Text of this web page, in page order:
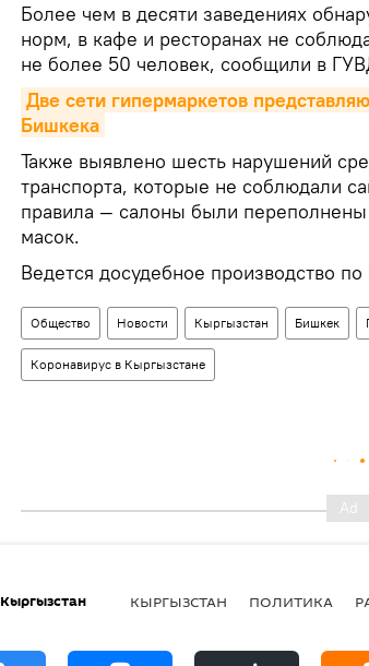
Более чем в десяти заведениях
норм, в кафе и ресторанах не
не более 50 человек, сообщили в
Две сети гипермаркетов
Бишкека
Также выявлено шесть нарушений
транспорта, которые не соблюдали
правила — салоны были
масок.
Ведется досудебное производство
Общество Новости Кыргызстан Бишкек
Коронавирус в Кыргызстане
Кыргызстан КЫРГЫЗСТАН ПОЛИТИКА